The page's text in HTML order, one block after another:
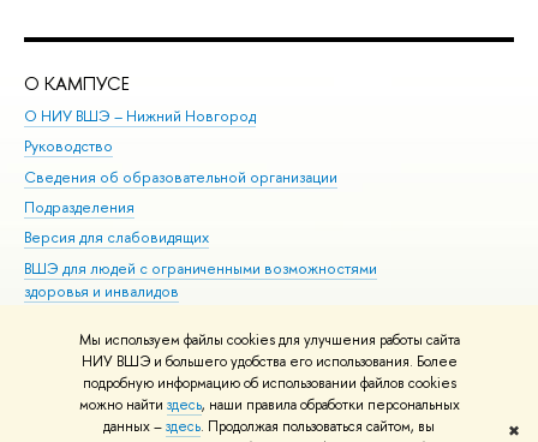
Мы используем файлы cookies для улучшения работы сайта
НИУ ВШЭ и большего удобства его использования. Более
подробную информацию об использовании файлов cookies
можно найти здесь, наши правила обработки персональных
данных –здесь. Продолжая пользоваться сайтом, вы
✖
О КАМПУСЕ
О НИУ ВШЭ – Нижний Новгород
Руководство
Сведения об образовательной организации
Подразделения
Версия для слабовидящих
ВШЭ для людей с ограниченными возможностями
здоровья и инвалидов